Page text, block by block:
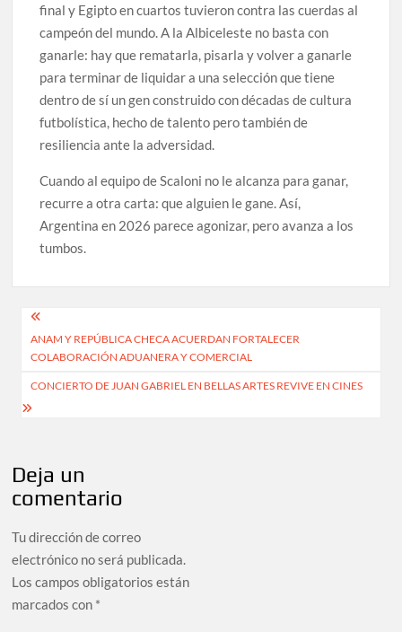
final y Egipto en cuartos tuvieron contra las cuerdas al
campeón del mundo. A la Albiceleste no basta con
ganarle: hay que rematarla, pisarla y volver a ganarle
para terminar de liquidar a una selección que tiene
dentro de sí un gen construido con décadas de cultura
futbolística, hecho de talento pero también de
resiliencia ante la adversidad.
Cuando al equipo de Scaloni no le alcanza para ganar,
recurre a otra carta: que alguien le gane. Así,
Argentina en 2026 parece agonizar, pero avanza a los
tumbos.
Navegación
de
entradas
ANAM Y REPÚBLICA CHECA ACUERDAN FORTALECER
COLABORACIÓN ADUANERA Y COMERCIAL
CONCIERTO DE JUAN GABRIEL EN BELLAS ARTES REVIVE EN CINES
Deja un
comentario
Tu dirección de correo
electrónico no será publicada.
Los campos obligatorios están
marcados con *